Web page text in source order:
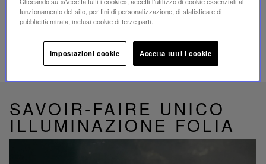
PRODOTTI CORRELATI
SAVOIR-FAIRE UNICO
ILLUMINAZIONE FOLIA
funzionamento del sito, per fini di personalizzazione, di statistica e di
pubblicità mirata, inclusi cookie di terze parti.
Impostazioni cookie Accetta tutti i cookie